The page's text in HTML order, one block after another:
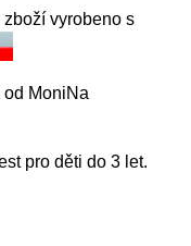
vyrobeno s
MoniNa
pro děti do 3 let.